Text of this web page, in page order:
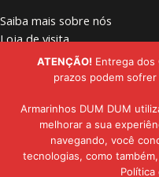
Saiba mais sobre nós
Loja de visita
Vamos nos conectar
Localize lojas
Copyright © - 2019 - 2026 |
ATENÇÃO! Entrega dos
prazos podem
Armarinhos DUM DUM
melhorar a sua
navegando, você
tecnologias, como
Política